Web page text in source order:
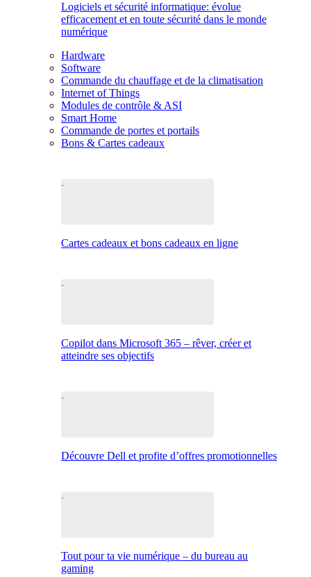
Logiciels et sécurité informatique: évolue
efficacement et en toute sécurité dans le monde
numérique
Hardware
Software
Commande du chauffage et de la climatisation
Internet of Things
Modules de contrôle & ASI
Smart Home
Commande de portes et portails
Bons & Cartes cadeaux
Cartes cadeaux et bons cadeaux en ligne
Copilot dans Microsoft 365 – rêver, créer et
atteindre ses objectifs
Découvre Dell et profite d’offres promotionnelles
Tout pour ta vie numérique – du bureau au
gaming